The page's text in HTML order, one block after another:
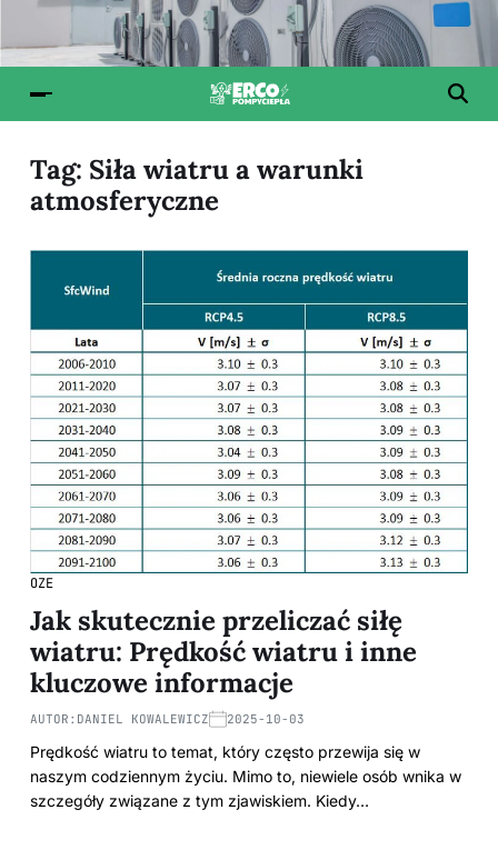
Tag: Siła wiatru a warunki
atmosferyczne
OZE
Jak skutecznie przeliczać siłę
wiatru: Prędkość wiatru i inne
kluczowe informacje
AUTOR: DANIEL KOWALEWICZ 2025-10-03
Prędkość wiatru to temat, który często przewija się w
naszym codziennym życiu. Mimo to, niewiele osób wnika w
szczegóły związane z tym zjawiskiem. Kiedy…